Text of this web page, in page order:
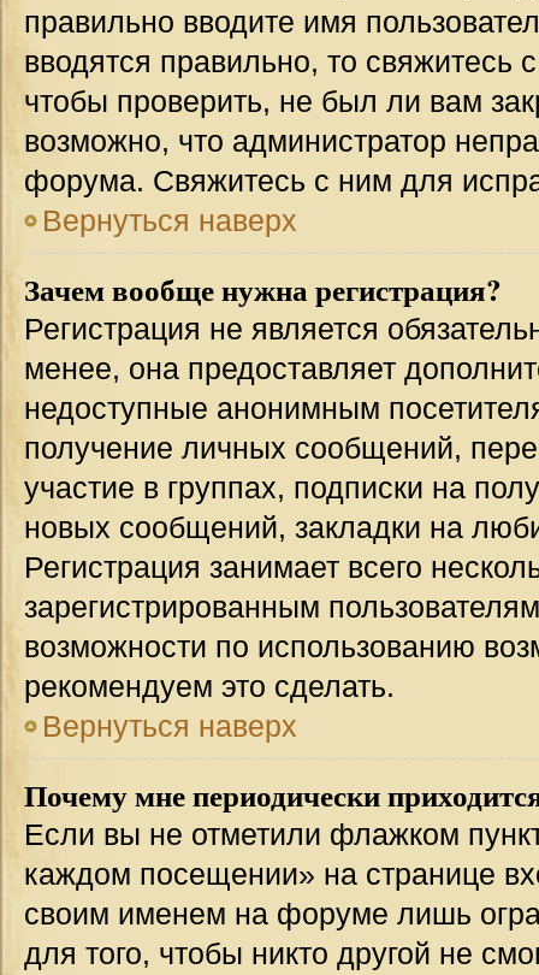
правильно вводите имя
вводятся правильно, то
чтобы проверить, не был ли вам
возможно, что администратор
форума. Свяжитесь с ним для
Вернуться наверх
Зачем вообще нужна регистрация?
Регистрация не является
менее, она предоставляет
недоступные анонимным
получение личных сообщений,
участие в группах, подписки на
новых сообщений, закладки на
Регистрация занимает всего
зарегистрированным
возможности по использованию
рекомендуем это сделать.
Вернуться наверх
Почему мне периодически
Если вы не отметили флажком
каждом посещении» на странице
своим именем на форуме лишь
для того, чтобы никто другой не